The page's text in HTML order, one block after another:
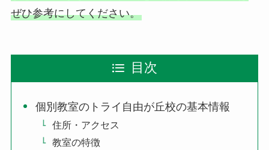
ぜひ参考にしてください。
目次
個別教室のトライ自由が丘校の基本情報
住所・アクセス
教室の特徴